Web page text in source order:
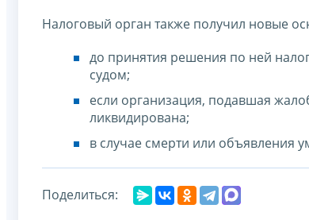
Налоговый орган также получил новые
до принятия решения по ней
судом;
если организация, подавшая
ликвидирована;
в случае смерти или объявления
Поделиться: